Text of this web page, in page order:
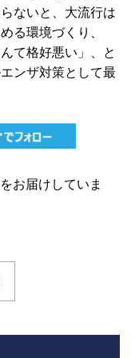
ないと、大流行は
る環境づくり、
て格好悪い」、と
ンザ対策として最
お届けしていま